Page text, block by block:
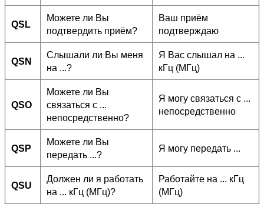
QSL
Можете ли Вы
подтвердить приём?
Ваш приём
подтверждаю
QSN
Слышали ли Вы меня
на ...?
Я Вас слышал на ...
кГц (МГц)
QSO
Можете ли Вы
связаться с ...
непосредственно?
Я могу связаться с ...
непосредственно
QSP
Можете ли Вы
передать ...?
Я могу передать ...
QSU
Должен ли я работать
на ... кГц (МГц)?
Работайте на ... кГц
(МГц)